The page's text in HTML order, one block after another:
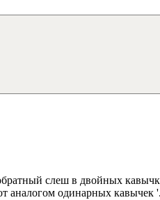
слеш в двойных
аналогом одинарных кавычек